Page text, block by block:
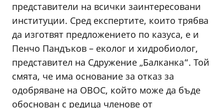
представители на всички заинтересовани
институции. Сред експертите, които трябва
да изготвят предложението по казуса, е и
Пенчо Пандъков – еколог и хидробиолог,
представител на Сдружение „Балканка“. Той
смята, че има основание за отказ за
одобряване на ОВОС, който може да бъде
обоснован с редица членове от